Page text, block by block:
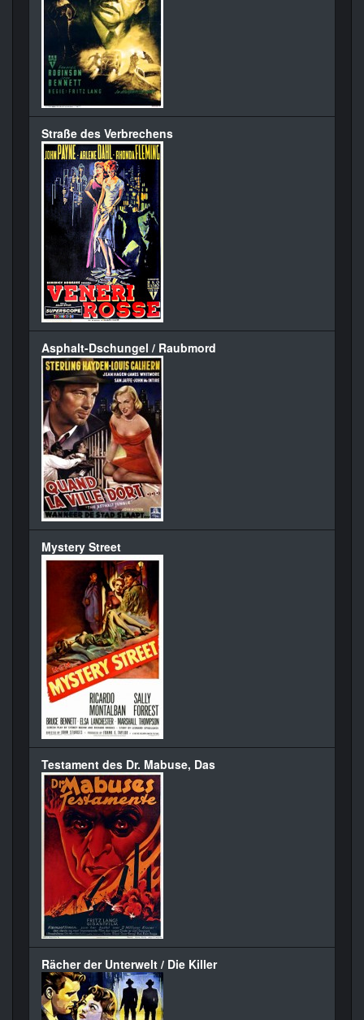
Straße des Verbrechens
Asphalt-Dschungel / Raubmord
Mystery Street
Testament des Dr. Mabuse, Das
Rächer der Unterwelt / Die Killer